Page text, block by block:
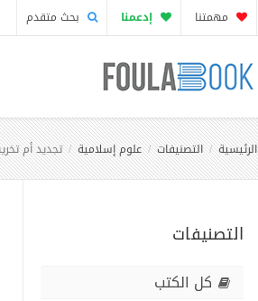
مهمتنا إدعمنا بحث متقدم
الرئيسية التصنيفات علوم إسلامية تجديد أم
التصنيفات
كل الكتب